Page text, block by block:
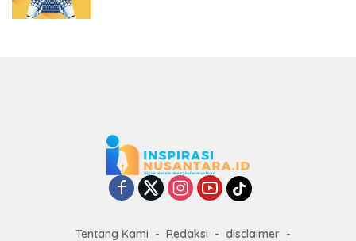
Tentang Kami Redaksi disclaimer